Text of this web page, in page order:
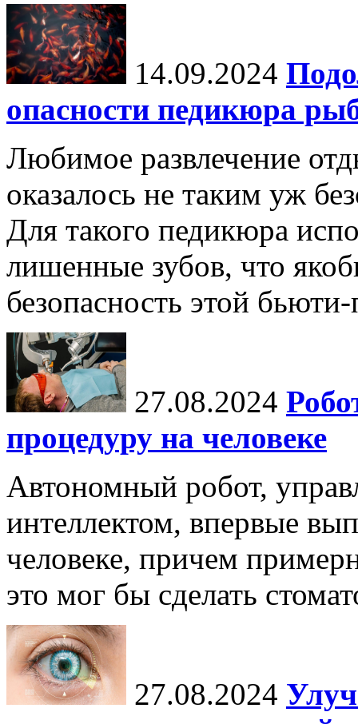
14.09.2024
опасности педикюра
Любимое развлечение
оказалось не таким уж
Для такого педикюра
лишенные зубов, что
безопасность этой
27.08.2024
процедуру на человеке
Автономный робот,
интеллектом, впервые
человеке, причем
это мог бы сделать
27.08.2024